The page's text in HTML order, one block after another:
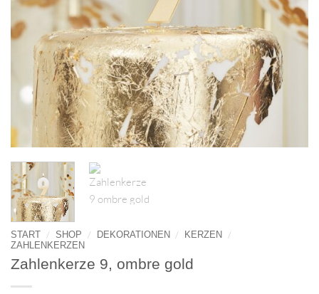
START / SHOP / DEKORATIONEN / KERZEN /
ZAHLENKERZEN
Zahlenkerze 9, ombre gold